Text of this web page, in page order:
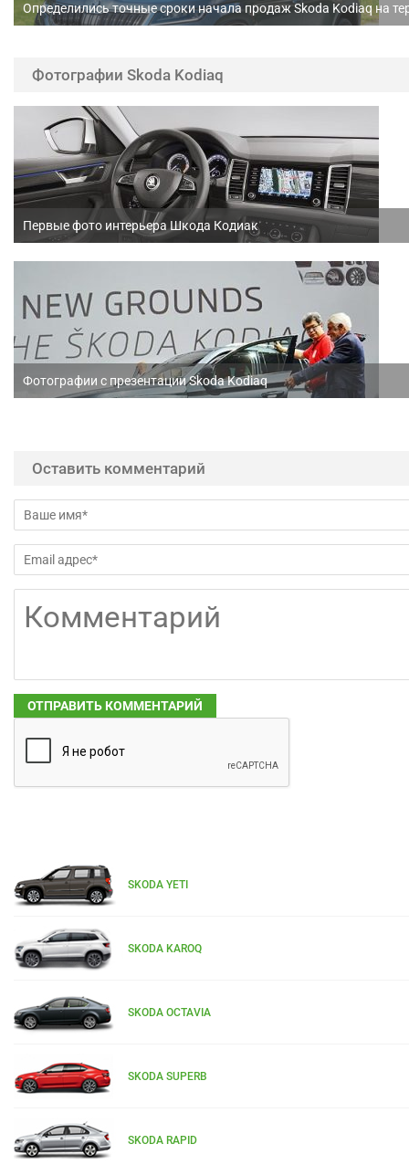
Определились точные сроки начала продаж Skoda Kodiaq на
Фотографии Skoda Kodiaq
Первые фото интерьера Шкода Кодиак
Фотографии с презентации Skoda Kodiaq
Оставить комментарий
SKODA YETI
SKODA KAROQ
SKODA OCTAVIA
SKODA SUPERB
SKODA RAPID